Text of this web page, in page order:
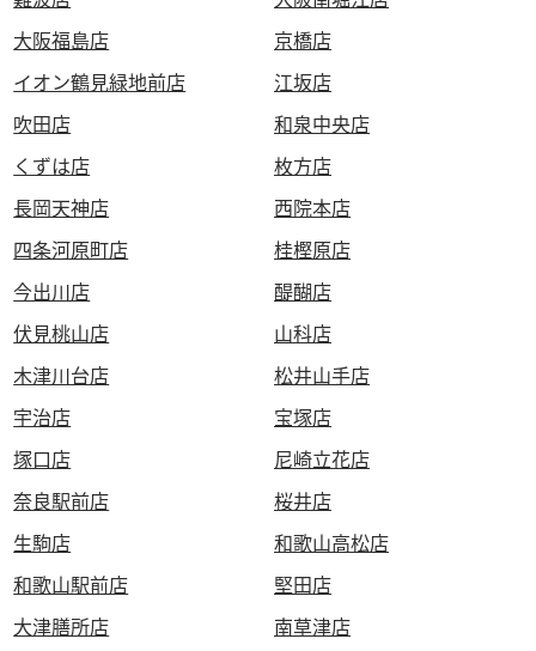
大阪福島店
京橋店
イオン鶴見緑地前店
江坂店
吹田店
和泉中央店
くずは店
枚方店
長岡天神店
西院本店
四条河原町店
桂樫原店
今出川店
醍醐店
伏見桃山店
山科店
木津川台店
松井山手店
宇治店
宝塚店
塚口店
尼崎立花店
奈良駅前店
桜井店
生駒店
和歌山高松店
和歌山駅前店
堅田店
大津膳所店
南草津店